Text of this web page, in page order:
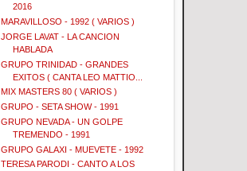
2016
MARAVILLOSO - 1992 ( VARIOS )
JORGE LAVAT - LA CANCION
HABLADA
GRUPO TRINIDAD - GRANDES
EXITOS ( CANTA LEO MATTIO...
MIX MASTERS 80 ( VARIOS )
GRUPO - SETA SHOW - 1991
GRUPO NEVADA - UN GOLPE
TREMENDO - 1991
GRUPO GALAXI - MUEVETE - 1992
TERESA PARODI - CANTO A LOS